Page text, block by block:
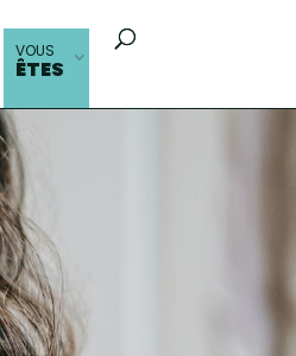
VOUS
ÊTES